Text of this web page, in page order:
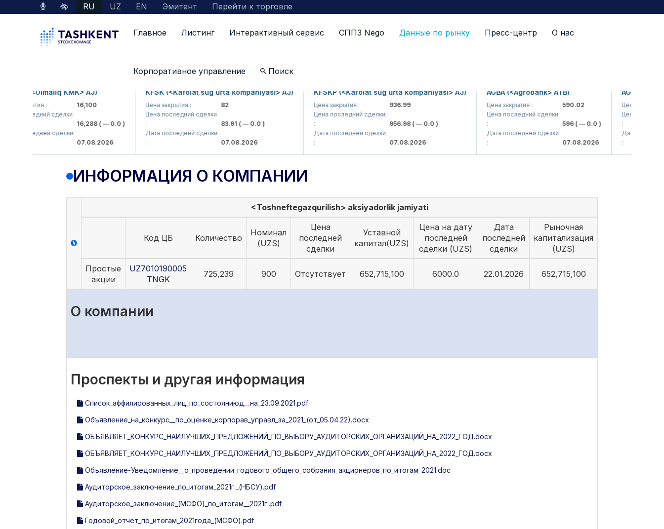
RU UZ EN Эмитент Перейти к торговле
Главное Листинг Интерактивный сервис СППЗ Nego Данные по рынку Пресс-центр О нас
Корпоративное управление Поиск
Информация о компании
(<Olmaliq KMK> AJ)
закрытия :
16,100
последний сделки
16,288( — 0.0 )
последней сделки
07.08.2026
KFSK (<Kafolat sug'urta kompaniyasi> AJ)
Цена закрытия :
Цена последний сделки
83.91( — 0.0 )
Дата последней сделки
07.08.2026
KFSKP (<Kafolat sug'urta kompaniyasi> AJ)
Цена закрытия :
936.99
Цена последний сделки
956.98( — 0.0 )
Дата последней сделки
07.08.2026
AGBA (<Agrobank> ATB)
Цена закрытия :
590.02
Цена последний сделки
596( — 0.0 )
Дата последней сделки
07.08.2026
AGBAP
Цена закрытия :
Цена последний
Дата последней
ИНФОРМАЦИЯ О КОМПАНИИ
<Toshneftegazqurilish> aksiyadorlik jamiyati
Код ЦБ Количество
Номинал
(UZS)
Цена
последней
сделки
Уставной
капитал(UZS)
Цена на дату
последней
сделки (UZS)
Дата
последней
сделки
Рыночная
капитализация
(UZS)
Простые
акции
UZ7010190005
TNGK
725,239 900 Отсутствует 652,715,100 6000.0 22.01.2026 652,715,100
О компании
Проспекты и другая информация
Список_аффилированных_лиц_по_состояниюд__на_23.09.2021.pdf
Объявление_на_конкурс__по_оценке_корпорав_управл_за_2021_(от_05.04.22).docx
ОБЪЯВЛЯЕТ_КОНКУРС_НАИЛУЧШИХ_ПРЕДЛОЖЕНИЙ_ПО_ВЫБОРУ_АУДИТОРСКИХ_ОРГАНИЗАЦИЙ_НА_2022_ГОД.docx
ОБЪЯВЛЯЕТ_КОНКУРС_НАИЛУЧШИХ_ПРЕДЛОЖЕНИЙ_ПО_ВЫБОРУ_АУДИТОРСКИХ_ОРГАНИЗАЦИЙ_НА_2022_ГОД.docx
Объявление-Уведомление__о_проведении_годового_общего_собрания_акционеров_по_итогам_2021.doc
Аудиторское_заключение_по_итогам_2021г._(НБСУ).pdf
Аудиторское_заключение_(МСФО)_по_итогам__2021г..pdf
Годовой_отчет_по_итогам_2021года_(МСФО).pdf